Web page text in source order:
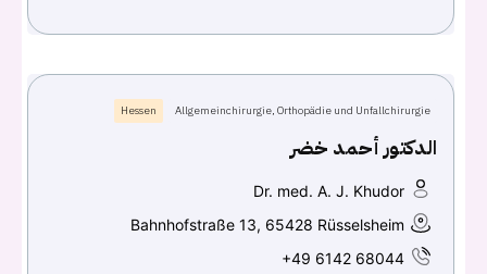
Allgemeinchirurgie, Orthopädie und Unfallchirurgie
Hessen
الدكتور أحمد خضر
Dr. med. A. J. Khudor
Bahnhofstraße 13, 65428 Rüsselsheim
+49 6142 68044